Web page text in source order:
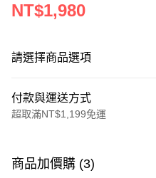
NT$1,980
請選擇商品選項
付款與運送方式
超取滿NT$1,199免運
信用卡一次付款
商品加價購 (3)